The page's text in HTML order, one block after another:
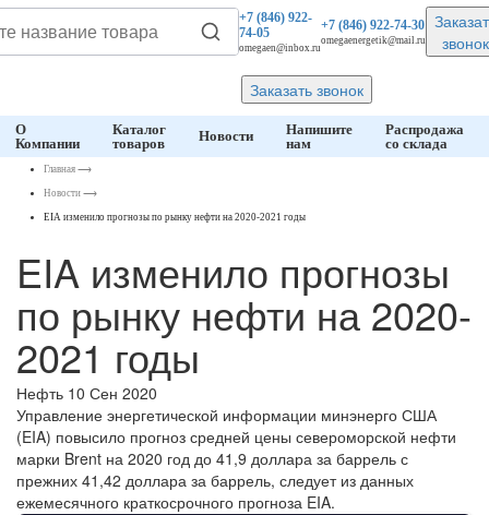
+7 (846)922-
74-05
omegaen@inbox.ru
+7 (846)922-74-30
omegaenergetik@mail.ru
звонок
Заказать звонок
О
Компании
Каталог
товаров
Новости
Напишите
нам
Распродажа
со склада
Главная ⟶
Новости ⟶
EIA изменило прогнозы по рынку нефти на 2020-2021 годы
EIA изменило прогнозы
по рынку нефти на 2020-
2021 годы
Нефть 10 Сен 2020
Управление энергетической информации минэнерго США
(EIA) повысило прогноз средней цены североморской нефти
марки Brent на 2020 год до 41,9 доллара за баррель с
прежних 41,42 доллара за баррель, следует из данных
ежемесячного краткосрочного прогноза EIA.